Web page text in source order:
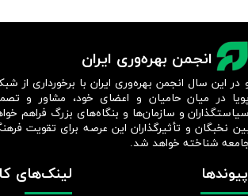
انجمن بهره‌وری ایران
لینک‌های پیوندها
در این سال انجمن بهره‌وری ایران با برخورداری از
در میان حامیان و اعضای خود، مشاور و
و سازمان‌ها و بنگاه‌های بزرگ فراهم
نخبگان و تأثیرگذاران این عرصه برای تقویت
شناخته خواهد شد.​​​​​​​